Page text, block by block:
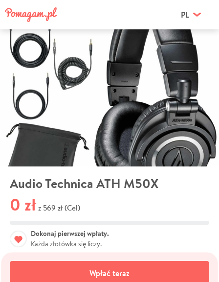
PL
Audio Technica ATH M50X
0 zł z 569 zł (Cel)
Dokonaj pierwszej wpłaty.
Każda złotówka się liczy.
Wpłać teraz